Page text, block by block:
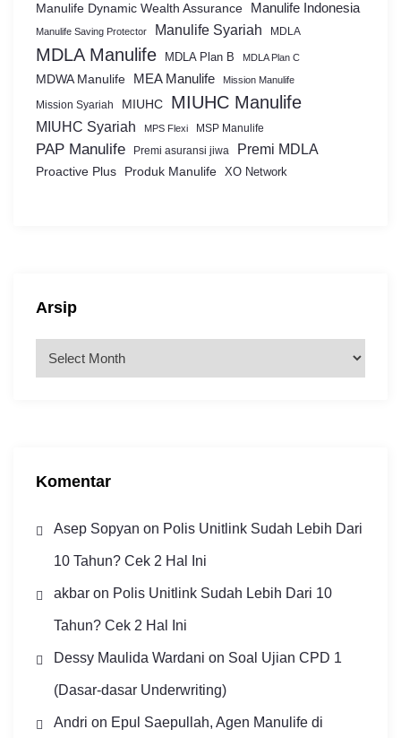
Manulife Dynamic Wealth Assurance Manulife Indonesia
Manulife Saving Protector Manulife Syariah MDLA
MDLA Manulife MDLA Plan B MDLA Plan C
MDWA Manulife MEA Manulife Mission Manulife
Mission Syariah MIUHC MIUHC Manulife
MIUHC Syariah MPS Flexi MSP Manulife
PAP Manulife Premi asuransi jiwa Premi MDLA
Proactive Plus Produk Manulife XO Network
Arsip
Komentar
Asep Sopyan on Polis Unitlink Sudah Lebih Dari
10 Tahun? Cek 2 Hal Ini
akbaron Polis Unitlink Sudah Lebih Dari 10
Tahun? Cek 2 Hal Ini
Dessy Maulida Wardani on Soal Ujian CPD 1
(Dasar-dasar Underwriting)
Andri on Epul Saepullah, Agen Manulife di